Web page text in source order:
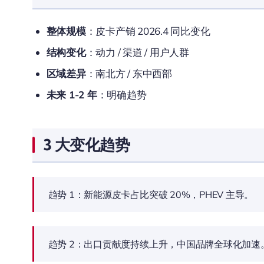
整体规模：皮卡产销 2026.4 同比变化
结构变化：动力 / 渠道 / 用户人群
区域差异：南北方 / 东中西部
未来 1-2 年：明确趋势
3 大变化趋势
趋势 1：新能源皮卡占比突破 20%，PHEV 主导。
趋势 2：出口贡献度持续上升，中国品牌全球化加速